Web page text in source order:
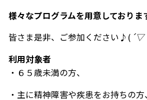
様々なプログラムを用意しておりま
皆さま是非、ご参加ください♪( ´▽
利用対象者
・６５歳未満の方、
・主に精神障害や疾患をお持ちの方、